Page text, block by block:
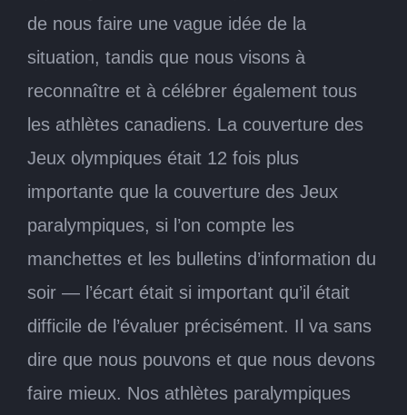
de nous faire une vague idée de la
situation, tandis que nous visons à
reconnaître et à célébrer également tous
les athlètes canadiens. La couverture des
Jeux olympiques était 12 fois plus
importante que la couverture des Jeux
paralympiques, si l’on compte les
manchettes et les bulletins d’information du
soir — l’écart était si important qu’il était
difficile de l’évaluer précisément. Il va sans
dire que nous pouvons et que nous devons
faire mieux. Nos athlètes paralympiques